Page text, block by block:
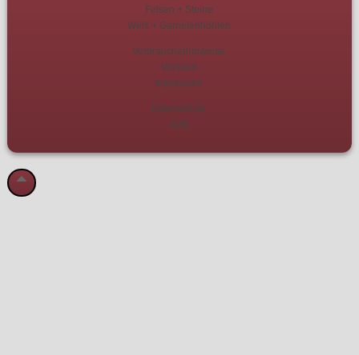
Felsen + Steine
Wels + Garnelenhöhlen
Verbraucherhinweise
Versand
Impressum
Datenschutz
AGB